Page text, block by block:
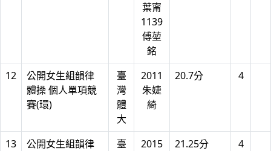
葉甯
1139
傅堃
銘
12
公開女生組韻律
體操 個人單項競
賽(環)
臺
灣
體
大
2011
朱婕
綺
20.7分 4
13
公開女生組韻律
臺
2015
21.25分 4